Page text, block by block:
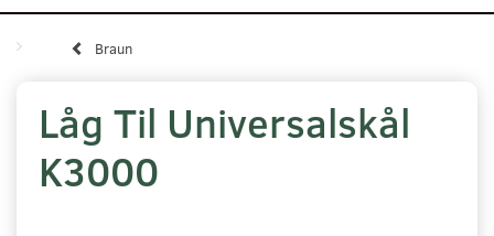
Braun
Låg Til Universalskål
K3000